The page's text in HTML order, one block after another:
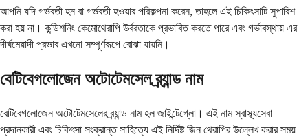
আপনি যদি গর্ভবতী হন বা গর্ভবতী হওয়ার পরিকল্পনা করেন, তাহলে এই চিকিৎসাটি সুপারিশ
করা হয় না। কন্ডিশনিং কেমোথেরাপি উর্বরতাকে প্রভাবিত করতে পারে এবং গর্ভাবস্থায় এর
দীর্ঘমেয়াদী প্রভাব এখনো সম্পূর্ণরূপে বোঝা যায়নি।
বেটিবেগলোজেন অটোটেমসেল ব্র্যান্ড নাম
বেটিবেগলোজেন অটোটেমসেলের ব্র্যান্ড নাম হল জাইন্টেগ্লো। এই নাম স্বাস্থ্যসেবা
প্রদানকারী এবং চিকিৎসা সংক্রান্ত সাহিত্যে এই নির্দিষ্ট জিন থেরাপির উল্লেখ করার সময়